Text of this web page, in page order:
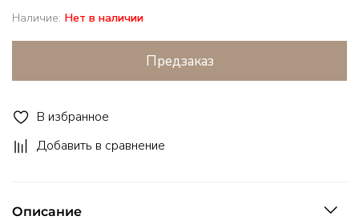
Наличие: Нет в наличии
Предзаказ
В избранное
Добавить в сравнение
Описание